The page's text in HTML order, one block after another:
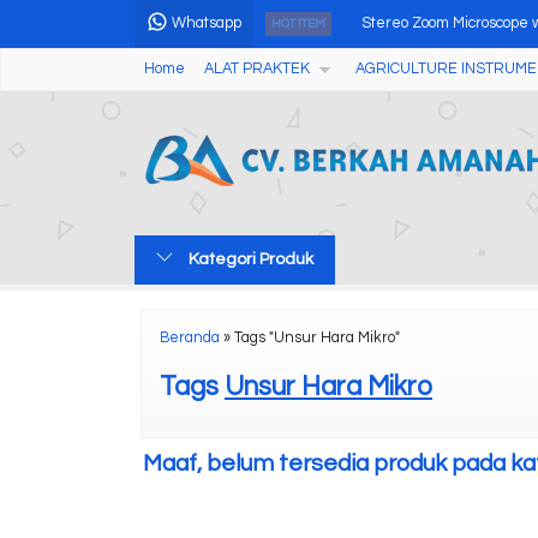
Whatsapp HOT ITEM Stereo Zoom Microscope
Alat Pengukur
Dissolved Oxygen Meter
Home ALAT PRAKTEK AGRICULTURE
Kategori Produk
Beranda » Tags "Unsur Hara Mikro"
Tags Unsur Hara Mikro
Maaf, belum tersedia produk pada